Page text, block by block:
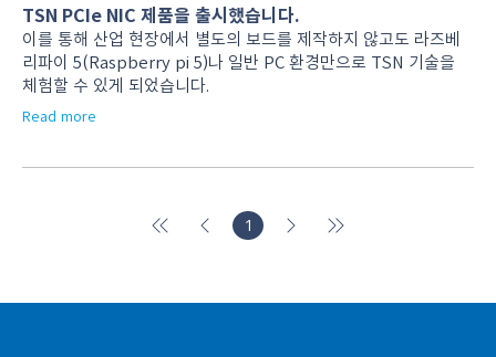
TSN PCIe NIC 제품을 출시했습니다.
이를 통해 산업 현장에서 별도의 보드를 제작하지 않고도 라즈베
리파이 5(Raspberry pi 5)나 일반 PC 환경만으로 TSN 기술을
체험할 수 있게 되었습니다.
Read more
1페